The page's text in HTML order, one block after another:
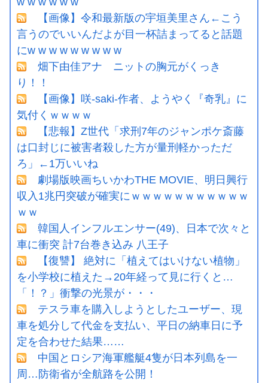
【画像】令和最新版の宇垣美里さん←こう
言うのでいいんだよが目一杯詰まってると話題
にw w w w w w w w w
畑下由佳アナ ニットの胸元がくっき
り！！
【画像】咲-saki-作者、ようやく『奇乳』に
気付くｗｗｗｗ
【悲報】Z世代「求刑7年のジャンポケ斎藤
は口封じに被害者殺した方が量刑軽かっただ
ろ」←1万いいね
劇場版映画ちいかわTHE MOVIE、明日興行
収入1兆円突破が確実にｗｗｗｗｗｗｗｗｗｗｗ
ｗｗ
韓国人インフルエンサー(49)、日本で次々と
車に衝突 計7台巻き込み 八王子
【復讐】 絶対に「植えてはいけない植物」
を小学校に植えた→20年経って見に行くと…
「！？」衝撃の光景が・・・
テスラ車を購入しようとしたユーザー、現
車を処分して代金を支払い、平日の納車日に予
定を合わせた結果……
中国とロシア海軍艦艇4隻が日本列島を一
周…防衛省が全航路を公開！